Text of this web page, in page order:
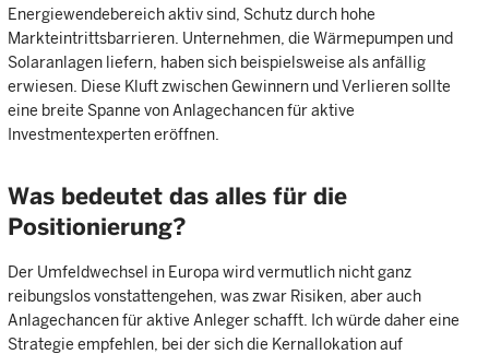
Energiewendebereich aktiv sind, Schutz durch hohe
Markteintrittsbarrieren. Unternehmen, die Wärmepumpen und
Solaranlagen liefern, haben sich beispielsweise als anfällig
erwiesen. Diese Kluft zwischen Gewinnern und Verlieren sollte
eine breite Spanne von Anlagechancen für aktive
Investmentexperten eröffnen.
Was bedeutet das alles für die
Positionierung?
Der Umfeldwechsel in Europa wird vermutlich nicht ganz
reibungslos vonstattengehen, was zwar Risiken, aber auch
Anlagechancen für aktive Anleger schafft. Ich würde daher eine
Strategie empfehlen, bei der sich die Kernallokation auf